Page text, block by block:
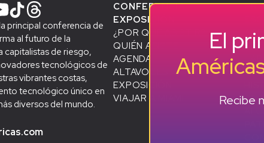
principal conferencia de
al futuro de la
capitalistas de riesgo,
tecnológicos de
vibrantes costas,
tecnológico único en
diversos del mundo.
CONFERENCIA +
EXPOSICIÓN
¿POR QUÉ ASISTIR?
QUIÉN ASISTE
AGENDA
ALTAVOCES
D
EXPOSICIÓN
VIAJAR A MIAMI
DE
El
Recibe